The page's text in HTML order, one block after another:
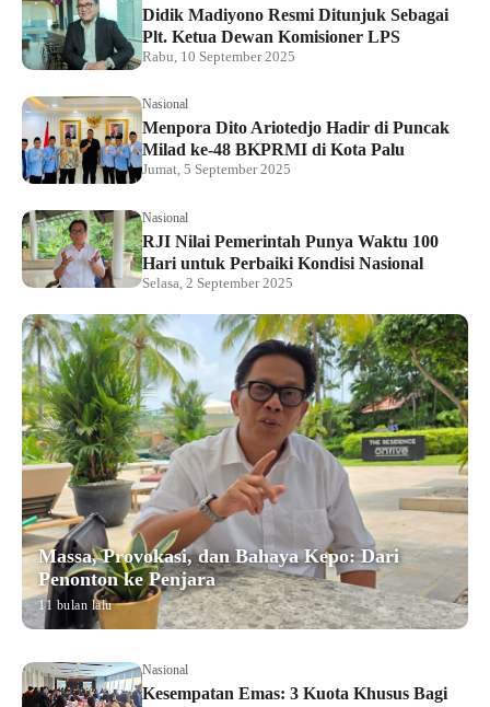
Didik Madiyono Resmi Ditunjuk Sebagai
Plt. Ketua Dewan Komisioner LPS
Rabu, 10 September 2025
Nasional
Menpora Dito Ariotedjo Hadir di Puncak
Milad ke-48 BKPRMI di Kota Palu
Jumat, 5 September 2025
Nasional
RJI Nilai Pemerintah Punya Waktu 100
Hari untuk Perbaiki Kondisi Nasional
Selasa, 2 September 2025
Massa, Provokasi, dan Bahaya Kepo: Dari
Penonton ke Penjara
11 bulan lalu
Nasional
Kesempatan Emas: 3 Kuota Khusus Bagi